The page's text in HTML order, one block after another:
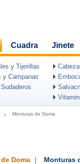
Cuadra Jinete
y Tijerillas
y Campanas
Monturas de Doma
Doma | Monturas